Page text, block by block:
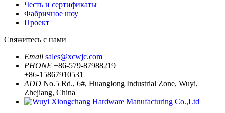
Честь и сертификаты
Фабричное шоу
Проект
Свяжитесь с нами
Email sales@xcwjc.com
PHONE +86-579-87988219
+86-15867910531
ADD No.5 Rd., 6#, Huanglong Industrial Zone, Wuyi,
Zhejiang, China